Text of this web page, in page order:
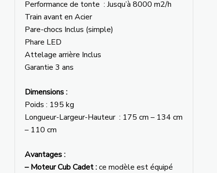
Performance de tonte : Jusqu’à 8000 m2/h
Train avant en Acier
Pare-chocs Inclus (simple)
Phare LED
Attelage arrière Inclus
Garantie 3 ans
Dimensions :
Poids : 195 kg
Longueur-Largeur-Hauteur : 175 cm – 134 cm
– 110 cm
Avantages :
– Moteur Cub Cadet :ce modèle est équipé